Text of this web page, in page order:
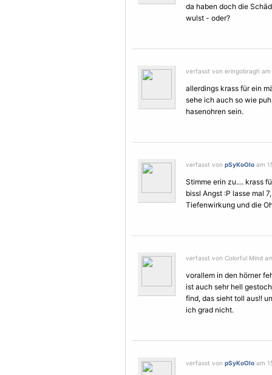
da haben doch die
wulst - oder?
verfasst von eringobragh
allerdings krass für ein
sehe ich auch so wie
hasenohren sein.
verfasst von pSyKoOlo am
Stimme erin zu.... krass
bissl Angst :P lasse mal
Tiefenwirkung und die
verfasst von Colorful Mind
vorallem in den hörner
ist auch sehr hell
find, das sieht toll aus!!
ich grad nicht.
verfasst von pSyKoOlo am